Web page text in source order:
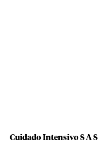
Cuidado Intensivo S A S